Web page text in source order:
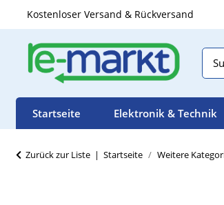
Kostenloser Versand & Rückversand
Startseite Elektronik & Technik
Zurück zur Liste Startseite Weitere